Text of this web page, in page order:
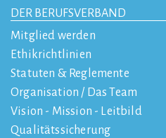
DER BERUFSVERBAND
Mitglied werden
Ethikrichtlinien
Statuten & Reglemente
Organisation / Das Team
Vision - Mission - Leitbild
Qualitätssicherung